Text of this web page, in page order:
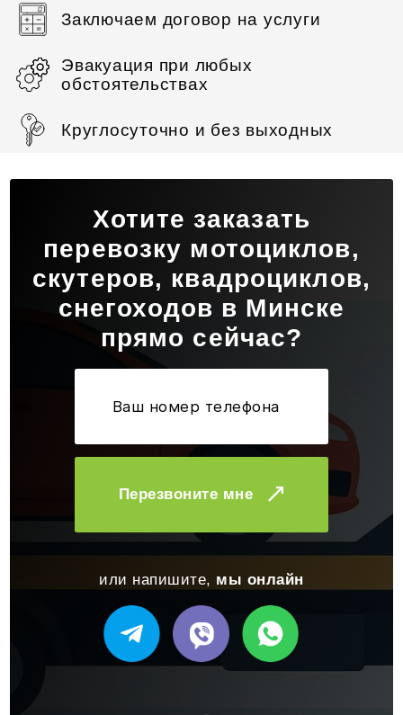
Заключаем договор на услуги
Эвакуация при любых
обстоятельствах
Круглосуточно и без выходных
Хотите заказать
перевозку мотоциклов,
скутеров, квадроциклов,
снегоходов в Минске
прямо сейчас?
Перезвоните мне
или напишите, мы онлайн